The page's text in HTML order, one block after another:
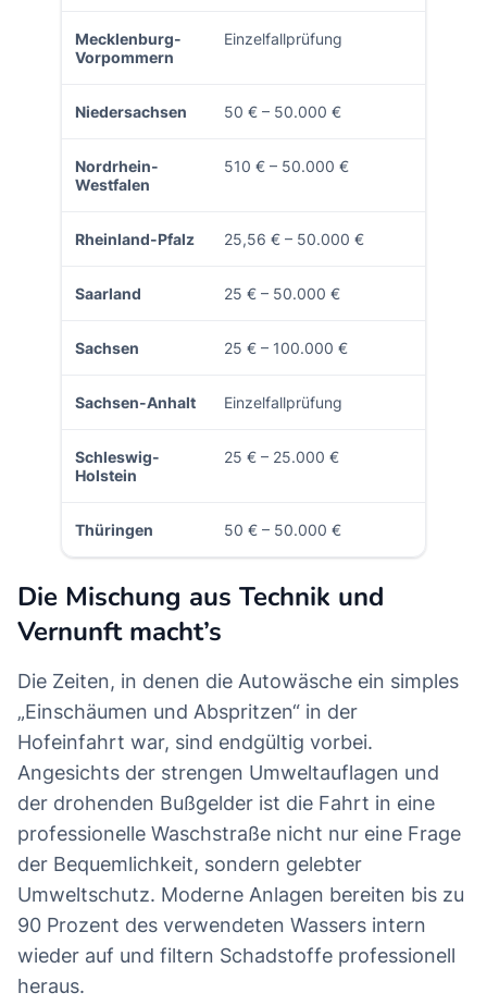
Mecklenburg-
Vorpommern
Einzelfallprüfung
Niedersachsen 50 € – 50.000 €
Nordrhein-
Westfalen
510 € – 50.000 €
Rheinland-Pfalz 25,56 € – 50.000 €
Saarland 25 € – 50.000 €
Sachsen 25 € – 100.000 €
Sachsen-Anhalt Einzelfallprüfung
Schleswig-
Holstein
25 € – 25.000 €
Thüringen 50 € – 50.000 €
Die Mischung aus Technik und
Vernunft macht’s
Die Zeiten, in denen die Autowäsche ein simples
„Einschäumen und Abspritzen“ in der
Hofeinfahrt war, sind endgültig vorbei.
Angesichts der strengen Umweltauflagen und
der drohenden Bußgelder ist die Fahrt in eine
professionelle Waschstraße nicht nur eine Frage
der Bequemlichkeit, sondern gelebter
Umweltschutz. Moderne Anlagen bereiten bis zu
90 Prozent des verwendeten Wassers intern
wieder auf und filtern Schadstoffe professionell
heraus.